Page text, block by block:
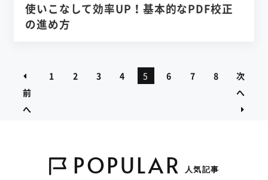
使いこなして効率UP！基本的なPDF校正
の進め方
前
へ
1 2 3 4 5 6 7 8
次
へ
POPULAR 人気記事